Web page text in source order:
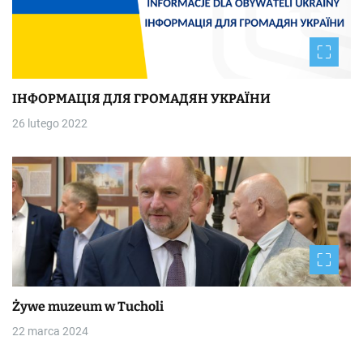
ІНФОРМАЦІЯ ДЛЯ ГРОМАДЯН УКРАЇНИ
26 lutego 2022
Żywe muzeum w Tucholi
22 marca 2024